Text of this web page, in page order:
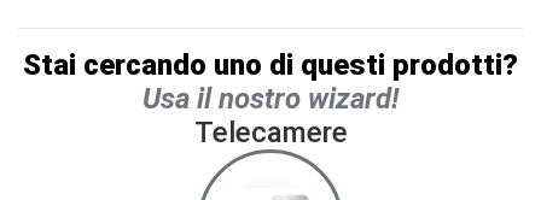
Stai cercando uno di questi prodotti?
Usa il nostro wizard!
Telecamere